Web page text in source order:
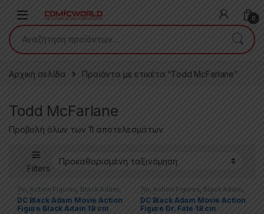
0
Αναζήτηση για:
Αρχική σελίδα Προϊόντα με ετικέτα “Todd McFarlane”
Todd McFarlane
Προβολή όλων των 11 αποτελεσμάτων
Filters
7in,Action Figures, Black Adam,
Dc, Dc Multiverse ,McFarlane
Toys,Spawn
DC Black Adam Movie Action
Figure Black Adam 18 cm
7in,Action Figures, Black Adam,
Dc, Dc Multiverse ,McFarlane
Toys,Spawn
DC Black Adam Movie Action
Figure Dr. Fate 18 cm